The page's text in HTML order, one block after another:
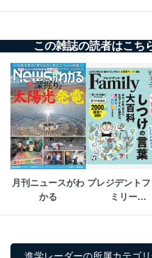
改訂：2025年2月20日
株式会社富士山マガジン
代表取締役会長 西野 伸
個人情報の取扱いにつ
１．個人情報保護管理者
当社は以下の個人情報保
護管理者の責任のもと、
用・提供・管理いたします
東京都渋谷区南平台町16-
株式会社富士山マガジンサ
この雑誌の読者はこち
月刊ニュースがわ
かる
プレジデントフ
ミリー